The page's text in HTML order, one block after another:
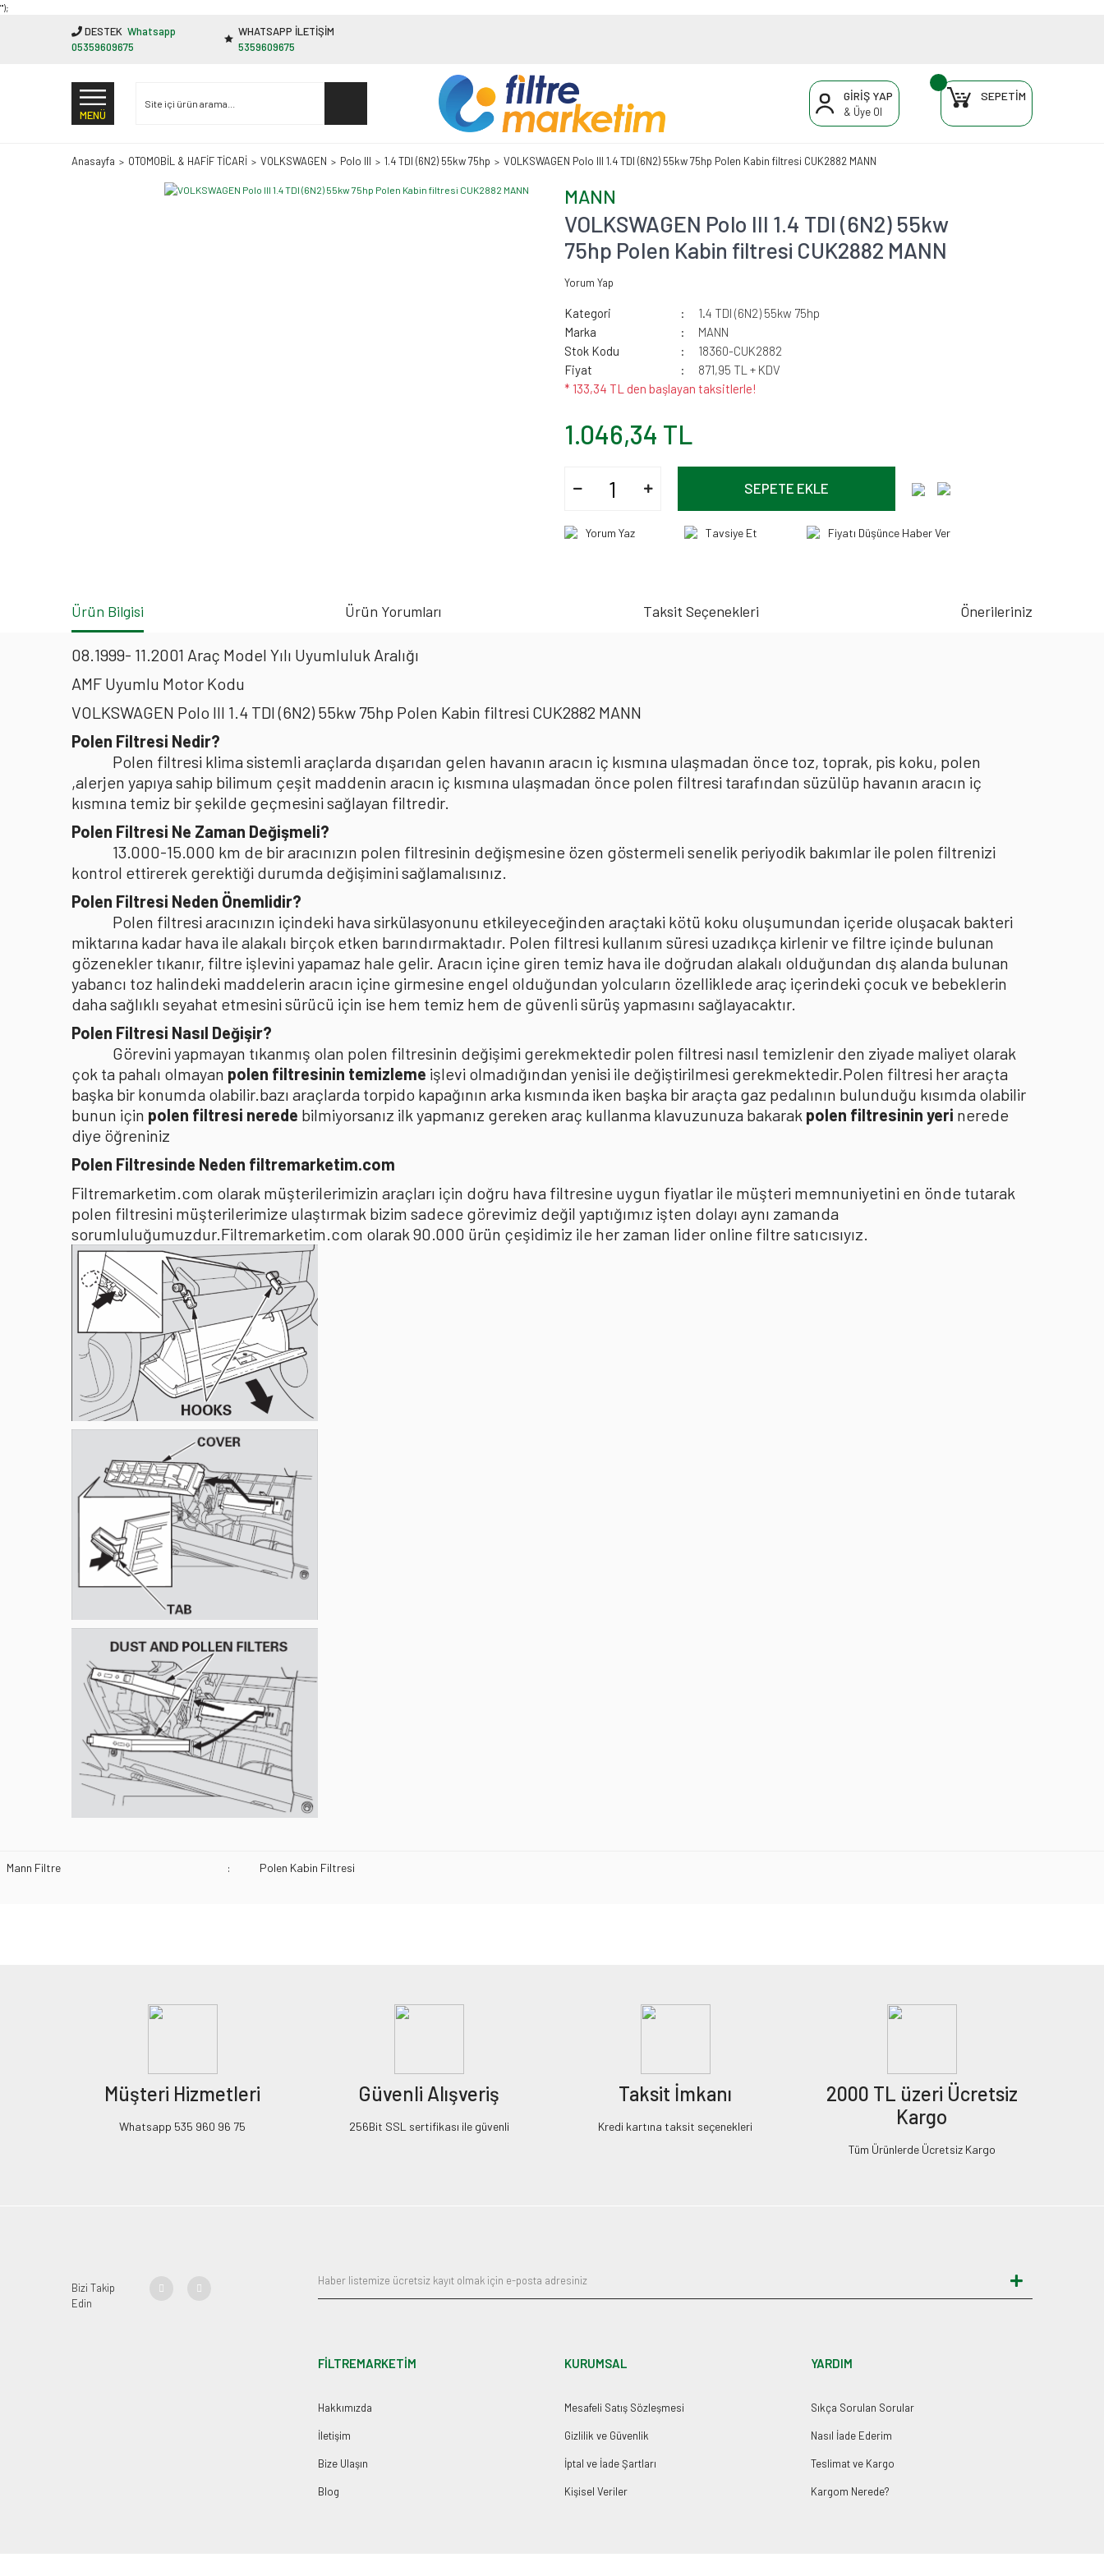
"');
DESTEK Whatsapp
05359609675
WHATSAPP İLETİŞİM
5359609675
MENÜ
GİRİŞ YAP
& Üye Ol
SEPETİM
Anasayfa OTOMOBİL & HAFİF TİCARİ VOLKSWAGEN Polo III 1.4 TDI (6N2) 55kw 75hp VOLKSWAGEN Polo III 1.4 TDI (6N2) 55kw 75hp Polen Kabin filtresi CUK2882 MANN
MANN
VOLKSWAGEN Polo III 1.4 TDI (6N2) 55kw
75hp Polen Kabin filtresi CUK2882 MANN
Yorum Yap
Kategori
1.4 TDI (6N2) 55kw 75hp
Marka
MANN
Stok Kodu
18360-CUK2882
Fiyat
871,95 TL + KDV
* 133,34 TL den başlayan taksitlerle!
1.046,34 TL
SEPETE EKLE
Yorum Yaz Tavsiye Et Fiyatı Düşünce Haber Ver
Ürün Bilgisi Ürün Yorumları Taksit Seçenekleri Önerileriniz
08.1999- 11.2001 Araç Model Yılı Uyumluluk Aralığı
AMF Uyumlu Motor Kodu
VOLKSWAGEN Polo III 1.4 TDI (6N2) 55kw 75hp Polen Kabin filtresi CUK2882 MANN
Polen Filtresi Nedir?
Polen filtresi klima sistemli araçlarda dışarıdan gelen havanın aracın iç kısmına ulaşmadan önce toz, toprak, pis koku, polen
,alerjen yapıya sahip bilimum çeşit maddenin aracın iç kısmına ulaşmadan önce polen filtresi tarafından süzülüp havanın aracın iç
kısmına temiz bir şekilde geçmesini sağlayan filtredir.
Polen Filtresi Ne Zaman Değişmeli?
13.000-15.000 km de bir aracınızın polen filtresinin değişmesine özen göstermeli senelik periyodik bakımlar ile polen filtrenizi
kontrol ettirerek gerektiği durumda değişimini sağlamalısınız.
Polen Filtresi Neden Önemlidir?
Polen filtresi aracınızın içindeki hava sirkülasyonunu etkileyeceğinden araçtaki kötü koku oluşumundan içeride oluşacak bakteri
miktarına kadar hava ile alakalı birçok etken barındırmaktadır. Polen filtresi kullanım süresi uzadıkça kirlenir ve filtre içinde bulunan
gözenekler tıkanır, filtre işlevini yapamaz hale gelir. Aracın içine giren temiz hava ile doğrudan alakalı olduğundan dış alanda bulunan
yabancı toz halindeki maddelerin aracın içine girmesine engel olduğundan yolcuların özelliklede araç içerindeki çocuk ve bebeklerin
daha sağlıklı seyahat etmesini sürücü için ise hem temiz hem de güvenli sürüş yapmasını sağlayacaktır.
Polen Filtresi Nasıl Değişir?
Görevini yapmayan tıkanmış olan polen filtresinin değişimi gerekmektedir polen filtresi nasıl temizlenir den ziyade maliyet olarak
çok ta pahalı olmayan polen filtresinin temizleme işlevi olmadığından yenisi ile değiştirilmesi gerekmektedir.Polen filtresi her araçta
başka bir konumda olabilir.bazı araçlarda torpido kapağının arka kısmında iken başka bir araçta gaz pedalının bulunduğu kısımda olabilir
bunun için polen filtresi nerede bilmiyorsanız ilk yapmanız gereken araç kullanma klavuzunuza bakarak polen filtresinin yeri nerede
diye öğreniniz
Polen Filtresinde Neden filtremarketim.com
Filtremarketim.com olarak müşterilerimizin araçları için doğru hava filtresine uygun fiyatlar ile müşteri memnuniyetini en önde tutarak
polen filtresini müşterilerimize ulaştırmak bizim sadece görevimiz değil yaptığımız işten dolayı aynı zamanda
sorumluluğumuzdur.Filtremarketim.com olarak 90.000 ürün çeşidimiz ile her zaman lider online filtre satıcısıyız.
Mann Filtre : Polen Kabin Filtresi
Müşteri Hizmetleri
Whatsapp 535 960 96 75
Güvenli Alışveriş
256Bit SSL sertifikası ile güvenli
Taksit İmkanı
Kredi kartına taksit seçenekleri
2000 TL üzeri Ücretsiz
Kargo
Tüm Ürünlerde Ücretsiz Kargo
Bizi Takip
Edin
FİLTREMARKETİM
Hakkımızda
İletişim
Bize Ulaşın
Blog
KURUMSAL
Mesafeli Satış Sözleşmesi
Gizlilik ve Güvenlik
İptal ve İade Şartları
Kişisel Veriler
YARDIM
Sıkça Sorulan Sorular
Nasıl İade Ederim
Teslimat ve Kargo
Kargom Nerede?